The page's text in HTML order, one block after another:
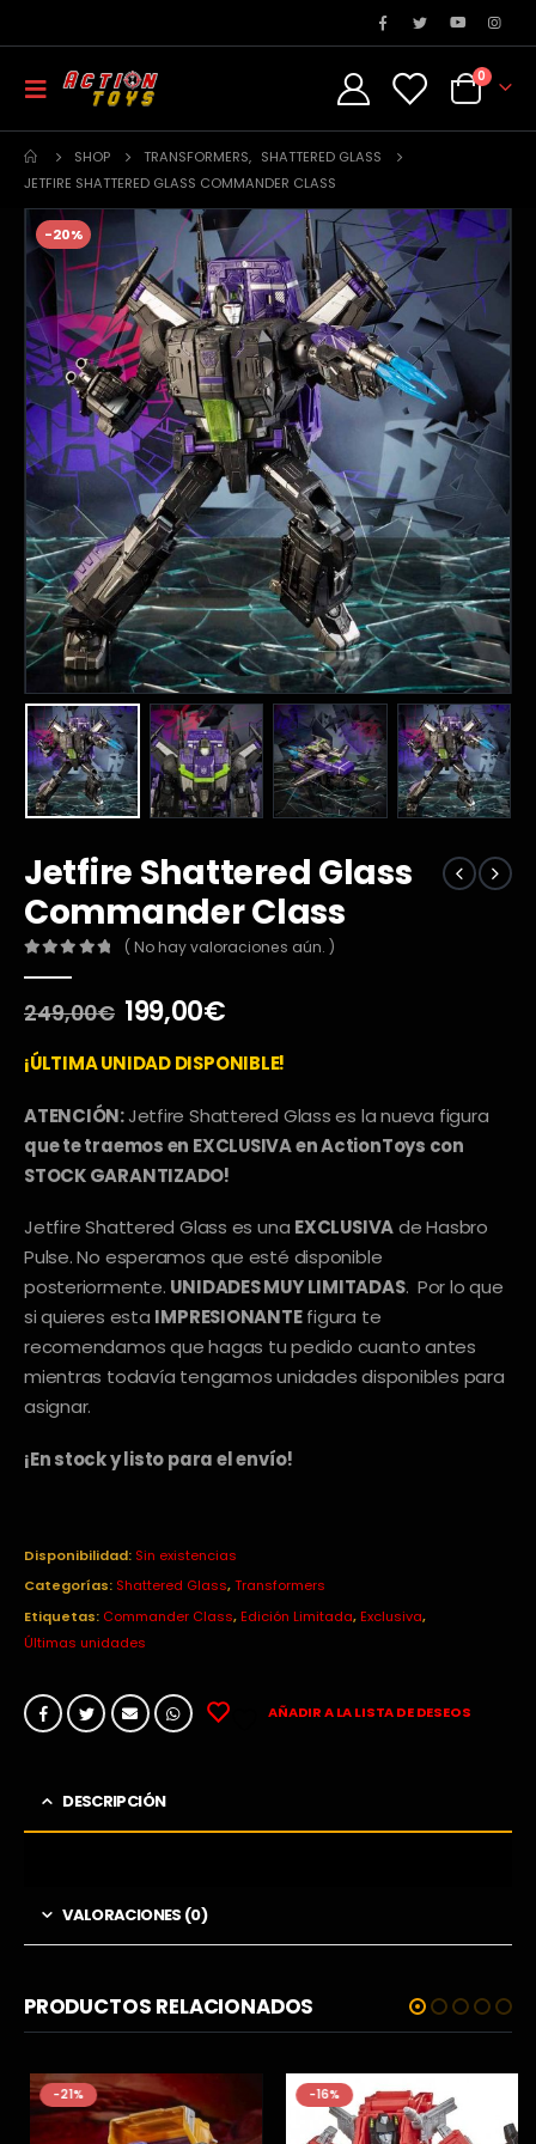
0
SHOP TRANSFORMERS, SHATTERED GLASS
JETFIRE SHATTERED GLASS COMMANDER CLASS
-20%
Jetfire Shattered Glass
Commander Class
( No hay valoraciones aún. )
249,00€ El
original
249,00€.
199,00€El
actual
199,00€.
¡ÚLTIMA UNIDAD DISPONIBLE!
ATENCIÓN:Jetfire Shattered Glass es la nueva figura
que te traemos en EXCLUSIVA en ActionToys con
STOCK GARANTIZADO!
Jetfire Shattered Glass es una EXCLUSIVAde Hasbro
Pulse. No esperamos que esté disponible
posteriormente. UNIDADES MUY LIMITADAS. Por lo que
si quieres esta IMPRESIONANTEfigura te
recomendamos que hagas tu pedido cuanto antes
mientras todavía tengamos unidades disponibles para
asignar.
¡En stock y listo para el envío!
Disponibilidad: Sin existencias
Categorías: Shattered Glass,Transformers
Etiquetas: Commander Class,Edición Limitada,Exclusiva,
Últimas unidades
AÑADIR A LA LISTA DE DESEOS
DESCRIPCIÓN
VALORACIONES (0)
PRODUCTOS RELACIONADOS
-21% -16%